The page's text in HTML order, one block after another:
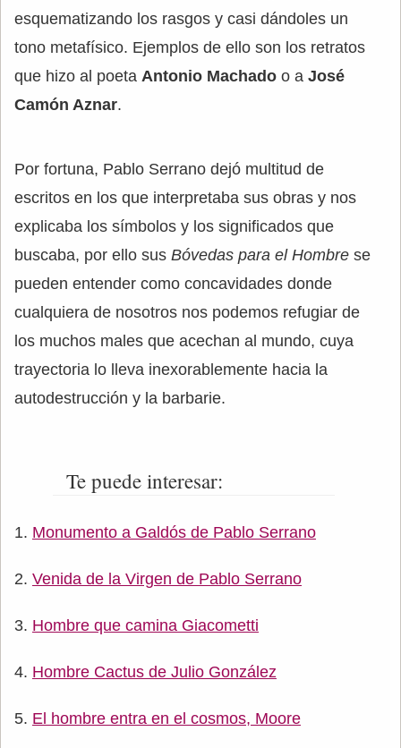
esquematizando los rasgos y casi dándoles un
tono metafísico. Ejemplos de ello son los retratos
que hizo al poeta Antonio Machado o a José
Camón Aznar.
Por fortuna, Pablo Serrano dejó multitud de
escritos en los que interpretaba sus obras y nos
explicaba los símbolos y los significados que
buscaba, por ello sus Bóvedas para el Hombre se
pueden entender como concavidades donde
cualquiera de nosotros nos podemos refugiar de
los muchos males que acechan al mundo, cuya
trayectoria lo lleva inexorablemente hacia la
autodestrucción y la barbarie.
Te puede interesar:
Monumento a Galdós de Pablo Serrano
Venida de la Virgen de Pablo Serrano
Hombre que camina Giacometti
Hombre Cactus de Julio González
El hombre entra en el cosmos, Moore